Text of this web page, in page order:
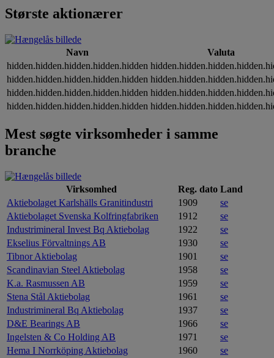
Største aktionærer
Navn
Valuta
hidden.hidden.hidden.hidden.hidden
hidden.hidden.hidden.hidden.hidden
hidden.hidden.hidden.hidden.hidden
hidden.hidden.hidden.hidden.hidden
Mest søgte virksomheder i samme
branche
Virksomhed Reg. dato Land
Aktiebolaget Karlshälls Granitindustri
1909
se
Aktiebolaget Svenska Kolfringfabriken
1912
se
Industrimineral Invest Bq Aktiebolag
1922
se
Ekselius Förvaltnings AB
1930
se
Tibnor Aktiebolag
1901
se
Scandinavian Steel Aktiebolag
1958
se
K.a. Rasmussen AB
1959
se
Stena Stål Aktiebolag
1961
se
Industrimineral Bq Aktiebolag
1937
se
D&E Bearings AB
1966
se
Ingelsten & Co Holding AB
1971
se
Hema I Norrköping Aktiebolag
1960
se